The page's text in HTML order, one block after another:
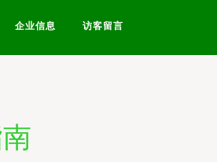
企业信息 访客留言